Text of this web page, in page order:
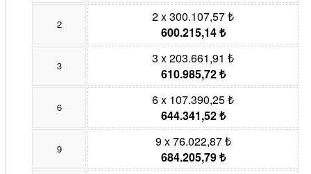
2
2 x 300.107,57 ₺
600.215,14 ₺
3
3 x 203.661,91 ₺
610.985,72 ₺
6
6 x 107.390,25 ₺
644.341,52 ₺
9
9 x 76.022,87 ₺
684.205,79 ₺